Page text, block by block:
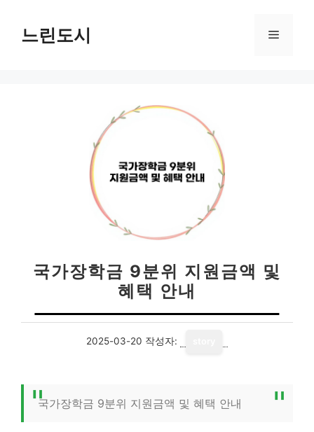
느린도시 메
국가장학금 9분위 지원금액 및
혜택 안내
2025-03-20 작성자:
국가장학금 9분위 지원금액 및 혜택 안내